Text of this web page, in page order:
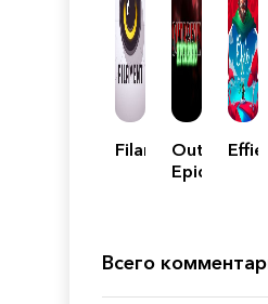
FilamentOutbreak:
Epidemic
Effie
Всего